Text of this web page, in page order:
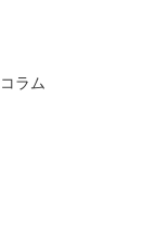
コラム